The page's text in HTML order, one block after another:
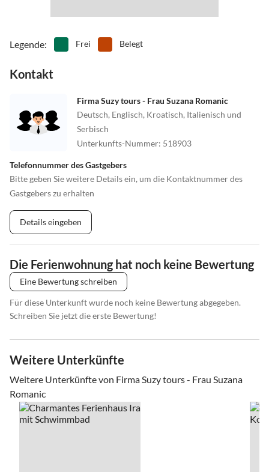
Legende: Frei Belegt
Kontakt
Firma Suzy tours - Frau Suzana Romanic
Deutsch, Englisch, Kroatisch, Italienisch und
Serbisch
Unterkunfts-Nummer: 518903
Telefonnummer des Gastgebers
Bitte geben Sie weitere Details ein, um die Kontaktnummer des
Gastgebers zu erhalten
Details eingeben
Die Ferienwohnung hat noch keine Bewertung
Eine Bewertung schreiben
Für diese Unterkunft wurde noch keine Bewertung abgegeben.
Schreiben Sie jetzt die erste Bewertung!
Weitere Unterkünfte
Weitere Unterkünfte von Firma Suzy tours - Frau Suzana
Romanic